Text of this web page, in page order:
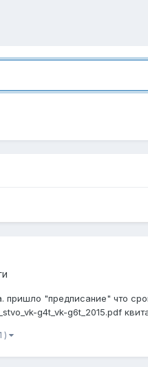
пришло "предписание" что
g4t_vk-g6t_2015.pdf
)